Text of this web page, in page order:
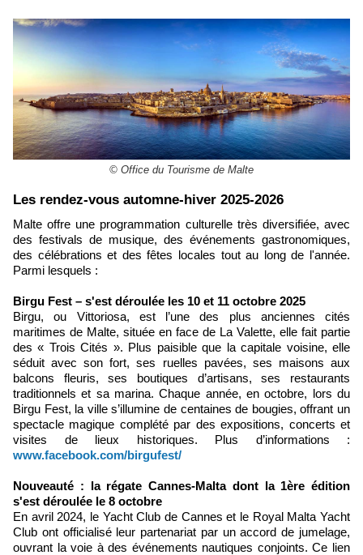
© Office du Tourisme de Malte
Les rendez-vous automne-hiver 2025-2026
Malte offre une programmation culturelle très diversifiée, avec
des festivals de musique, des événements gastronomiques,
des célébrations et des fêtes locales tout au long de l'année.
Parmi lesquels :
Birgu Fest – s'est déroulée les 10 et 11 octobre 2025
Birgu, ou Vittoriosa, est l’une des plus anciennes cités
maritimes de Malte, située en face de La Valette, elle fait partie
des « Trois Cités ». Plus paisible que la capitale voisine, elle
séduit avec son fort, ses ruelles pavées, ses maisons aux
balcons fleuris, ses boutiques d’artisans, ses restaurants
traditionnels et sa marina. Chaque année, en octobre, lors du
Birgu Fest, la ville s’illumine de centaines de bougies, offrant un
spectacle magique complété par des expositions, concerts et
visites de lieux historiques. Plus d’informations :
www.facebook.com/birgufest/
Nouveauté : la régate Cannes-Malta dont la 1ère édition
s'est déroulée le 8 octobre
En avril 2024, le Yacht Club de Cannes et le Royal Malta Yacht
Club ont officialisé leur partenariat par un accord de jumelage,
ouvrant la voie à des événements nautiques conjoints. Ce lien